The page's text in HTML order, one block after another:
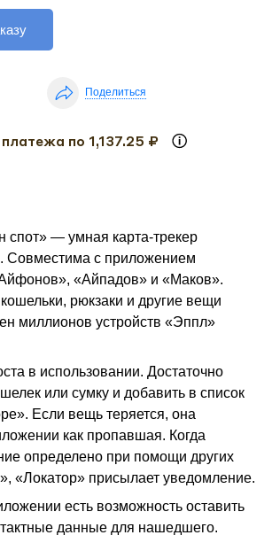
Поделиться
по 1,137.25 ₽
спот» — умная карта-трекер
Совместима с приложением
«Айпадов» и «Маков».
рюкзаки и другие вещи
миллионов устройств «Эппл»
в использовании. Достаточно
или сумку и добавить в список
Если вещь теряется, она
как пропавшая. Когда
определено при помощи других
«Локатор» присылает уведомление.
есть возможность оставить
данные для нашедшего.